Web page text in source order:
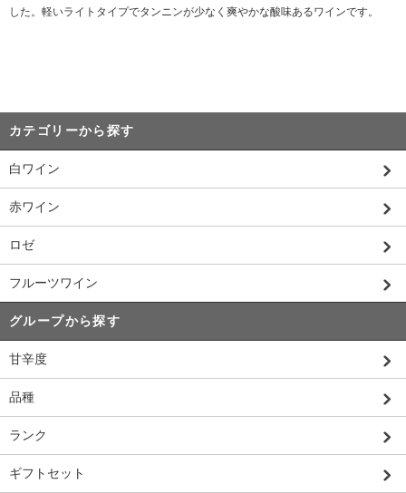
した。軽いライトタイプでタンニンが少なく爽やかな酸味あるワインです。
カテゴリーから探す
白ワイン
赤ワイン
ロゼ
フルーツワイン
グループから探す
甘辛度
品種
ランク
ギフトセット